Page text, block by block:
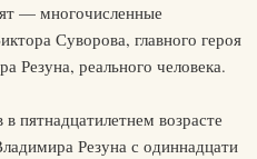
— многочисленные
Суворова, главного героя
реального человека.
пятнадцатилетнем возрасте
Резуна с одиннадцати